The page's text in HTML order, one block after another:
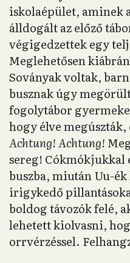
iskolaépület, aminek
álldogált az előző
végigedzettek egy
Meglehetősen
Soványak voltak,
busznak úgy
fogolytábor
hogy élve
Achtung! Achtung!
sereg! Cókmókjukkal
buszba, miután Uu-
irigykedő
boldog távozók felé,
lehetett kiolvasni,
orrvérzéssel.